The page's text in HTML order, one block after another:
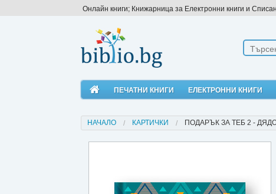
Онлайн книги; Книжарница за Електронни книги и
ПЕЧАТНИ КНИГИ ЕЛЕКТРОННИ КНИГИ
НАЧАЛО КАРТИЧКИ ПОДАРЪК ЗА ТЕБ 2 -